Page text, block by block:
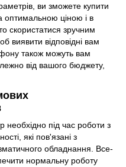
ви зможете купити
оптимальною ціною і в
скористатися зручним
виявити відповідні вам
також можуть вам
від вашого бюджету,
необхідно під час роботи з
які пов'язані з
обладнання. Все-
нормальну роботу